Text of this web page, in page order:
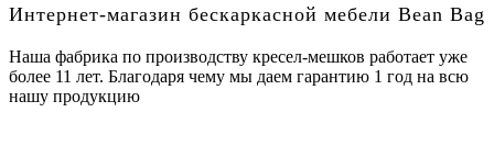
Интернет-магазин бескаркасной мебели Bean Bag
Наша фабрика по производству кресел-мешков работает уже
более 11 лет. Благодаря чему мы даем гарантию 1 год на всю
нашу продукцию